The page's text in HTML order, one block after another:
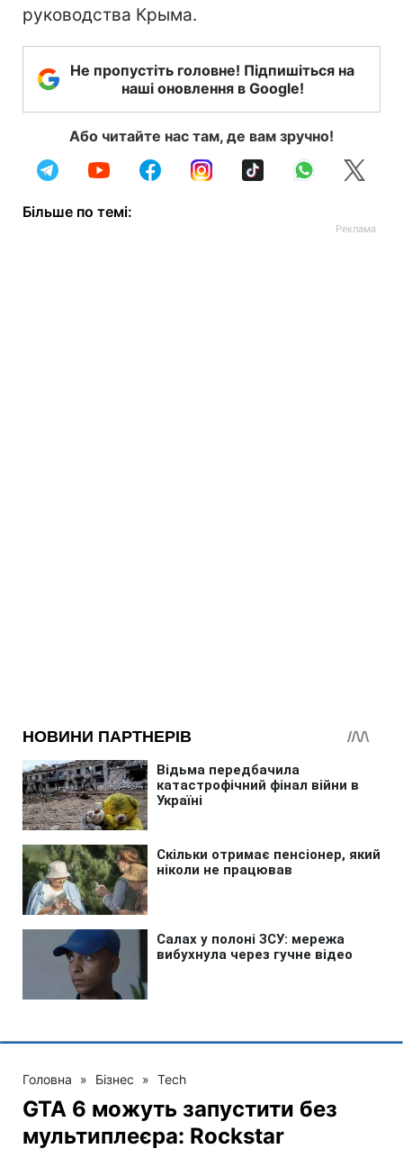
руководства Крыма.
Не пропустіть головне! Підпишіться на
наші оновлення в Google!
Або читайте нас там, де вам зручно!
Більше по темі:
Головна » Бізнес » Tech
GTA 6 можуть запустити без
мультиплеєра: Rockstar